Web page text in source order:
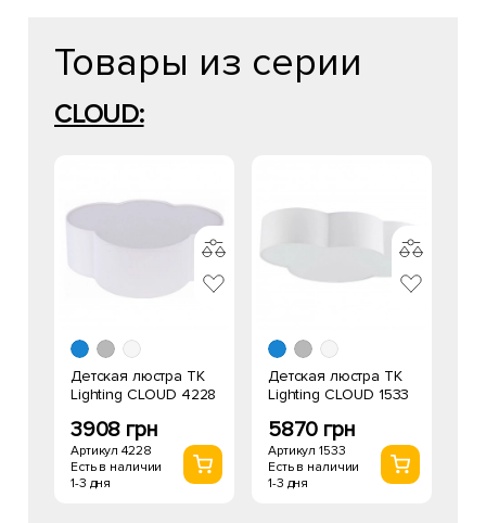
Товары из серии
CLOUD:
Детская люстра TK
Lighting CLOUD 4228
3908 грн
Артикул 4228
Есть в наличии
1-3 дня
Детская люстра TK
Lighting CLOUD 1533
5870 грн
Артикул 1533
Есть в наличии
1-3 дня